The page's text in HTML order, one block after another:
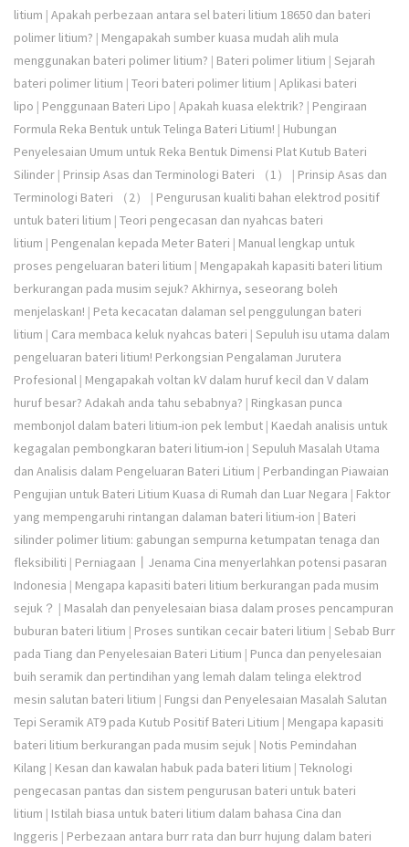
litium | Apakah perbezaan antara sel bateri litium 18650 dan bateri
polimer litium? | Mengapakah sumber kuasa mudah alih mula
menggunakan bateri polimer litium? | Bateri polimer litium | Sejarah
bateri polimer litium | Teori bateri polimer litium | Aplikasi bateri
lipo | Penggunaan Bateri Lipo | Apakah kuasa elektrik? | Pengiraan
Formula Reka Bentuk untuk Telinga Bateri Litium! | Hubungan
Penyelesaian Umum untuk Reka Bentuk Dimensi Plat Kutub Bateri
Silinder | Prinsip Asas dan Terminologi Bateri （1） | Prinsip Asas dan
Terminologi Bateri （2）
| Pengurusan kualiti bahan elektrod positif
untuk bateri litium | Teori pengecasan dan nyahcas bateri
litium | Pengenalan kepada Meter Bateri | Manual lengkap untuk
proses pengeluaran bateri litium | Mengapakah kapasiti bateri litium
berkurangan pada musim sejuk? Akhirnya, seseorang boleh
menjelaskan! | Peta kecacatan dalaman sel penggulungan bateri
litium | Cara membaca keluk nyahcas bateri | Sepuluh isu utama dalam
pengeluaran bateri litium! Perkongsian Pengalaman Jurutera
Profesional | Mengapakah voltan kV dalam huruf kecil dan V dalam
huruf besar? Adakah anda tahu sebabnya? | Ringkasan punca
membonjol dalam bateri litium-ion pek lembut | Kaedah analisis untuk
kegagalan pembongkaran bateri litium-ion | Sepuluh Masalah Utama
dan Analisis dalam Pengeluaran Bateri Litium | Perbandingan Piawaian
Pengujian untuk Bateri Litium Kuasa di Rumah dan Luar Negara | Faktor
yang mempengaruhi rintangan dalaman bateri litium-ion | Bateri
silinder polimer litium: gabungan sempurna ketumpatan tenaga dan
fleksibiliti | Perniagaan丨Jenama Cina menyerlahkan potensi pasaran
Indonesia | Mengapa kapasiti bateri litium berkurangan pada musim
sejuk？ | Masalah dan penyelesaian biasa dalam proses pencampuran
buburan bateri litium | Proses suntikan cecair bateri litium | Sebab Burr
pada Tiang dan Penyelesaian Bateri Litium | Punca dan penyelesaian
buih seramik dan pertindihan yang lemah dalam telinga elektrod
mesin salutan bateri litium | Fungsi dan Penyelesaian Masalah Salutan
Tepi Seramik AT9 pada Kutub Positif Bateri Litium | Mengapa kapasiti
bateri litium berkurangan pada musim sejuk | Notis Pemindahan
Kilang | Kesan dan kawalan habuk pada bateri litium | Teknologi
pengecasan pantas dan sistem pengurusan bateri untuk bateri
litium | Istilah biasa untuk bateri litium dalam bahasa Cina dan
Inggeris | Perbezaan antara burr rata dan burr hujung dalam bateri